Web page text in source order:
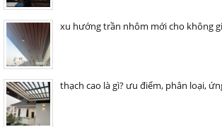
xu hướng trần nhôm mới cho không
thạch cao là gì? ưu điểm, phân loại,